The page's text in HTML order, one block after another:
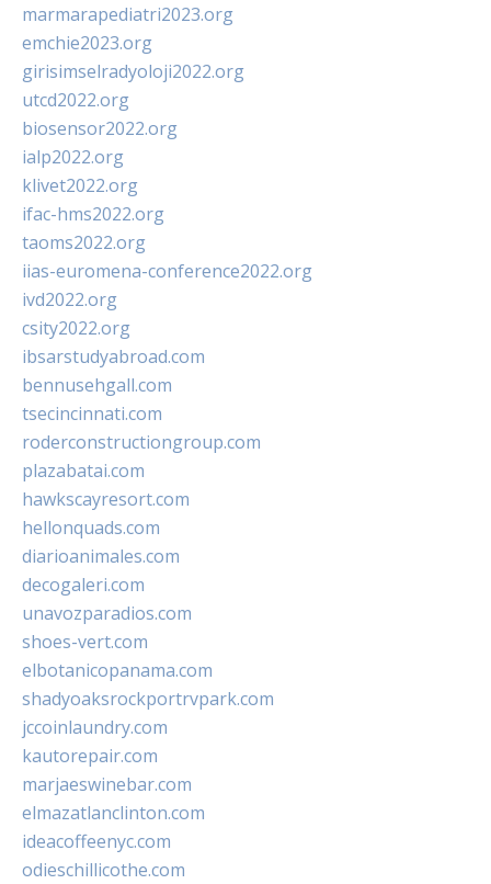
marmarapediatri2023.org
emchie2023.org
girisimselradyoloji2022.org
utcd2022.org
biosensor2022.org
ialp2022.org
klivet2022.org
ifac-hms2022.org
taoms2022.org
iias-euromena-conference2022.org
ivd2022.org
csity2022.org
ibsarstudyabroad.com
bennusehgall.com
tsecincinnati.com
roderconstructiongroup.com
plazabatai.com
hawkscayresort.com
hellonquads.com
diarioanimales.com
decogaleri.com
unavozparadios.com
shoes-vert.com
elbotanicopanama.com
shadyoaksrockportrvpark.com
jccoinlaundry.com
kautorepair.com
marjaeswinebar.com
elmazatlanclinton.com
ideacoffeenyc.com
odieschillicothe.com